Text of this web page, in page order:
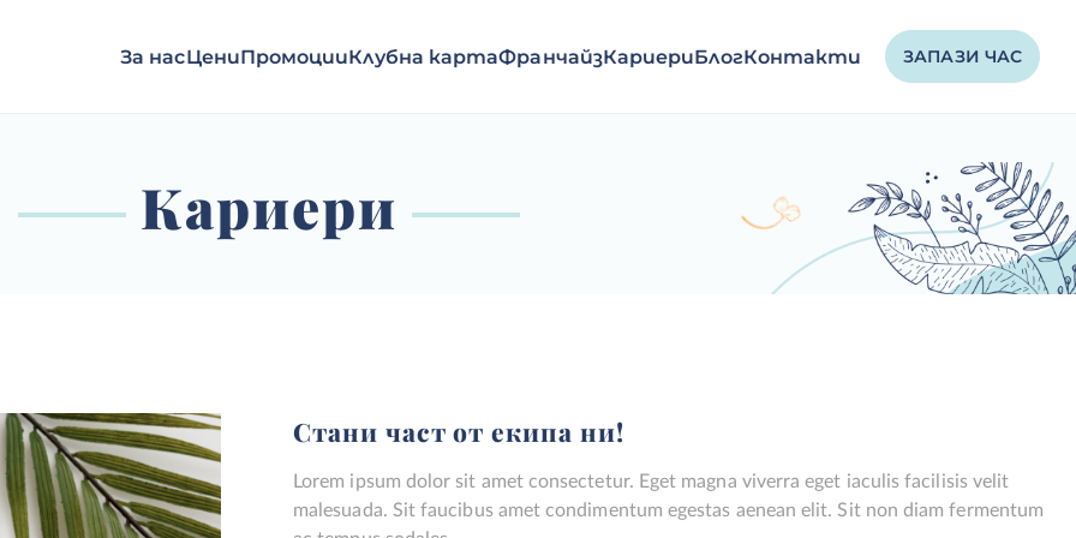
За насЦениПромоцииКлубна картаФранчайзКариериБлогКонтакти ЗАПАЗИ ЧАС
Кариери
Стани част от екипа ни!
Lorem ipsum dolor sit amet consectetur. Eget magna viverra eget iaculis facilisis velit
malesuada. Sit faucibus amet condimentum egestas aenean elit. Sit non diam fermentum